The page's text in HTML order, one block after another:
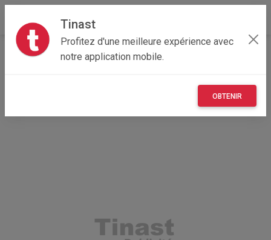
Tinast
Profitez d'une meilleure expérience avec
notre application mobile.
OBTENIR
Accueil Recherche
Professionnel